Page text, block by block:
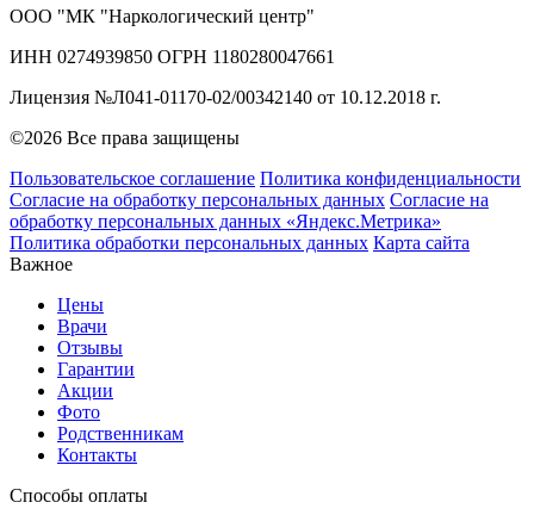
ООО "МК "Наркологический центр"
ИНН 0274939850 ОГРН 1180280047661
Лицензия №Л041-01170-02/00342140 от 10.12.2018 г.
©2026 Все права защищены
Пользовательское соглашение Политика конфиденциальности
Согласие на обработку персональных данных Согласие на
обработку персональных данных «Яндекс.Метрика»
Политика обработки персональных данных Карта сайта
Важное
Цены
Врачи
Отзывы
Гарантии
Акции
Фото
Родственникам
Контакты
Способы оплаты